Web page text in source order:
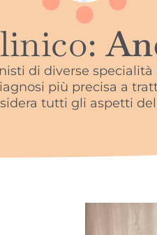
di diverse
più precisa a
tutti gli aspetti